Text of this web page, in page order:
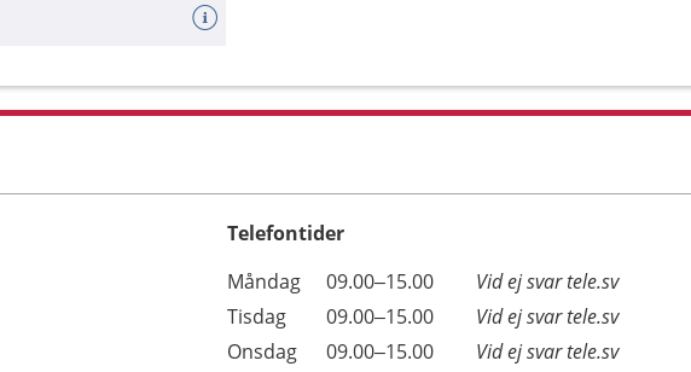
Telefontider
Dag
Öppettider
Kommentarer
Måndag 09.00–15.00
Vid ej svar tele.sv
Tisdag
09.00–15.00
Vid ej svar tele.sv
Onsdag
09.00–15.00
Vid ej svar tele.sv